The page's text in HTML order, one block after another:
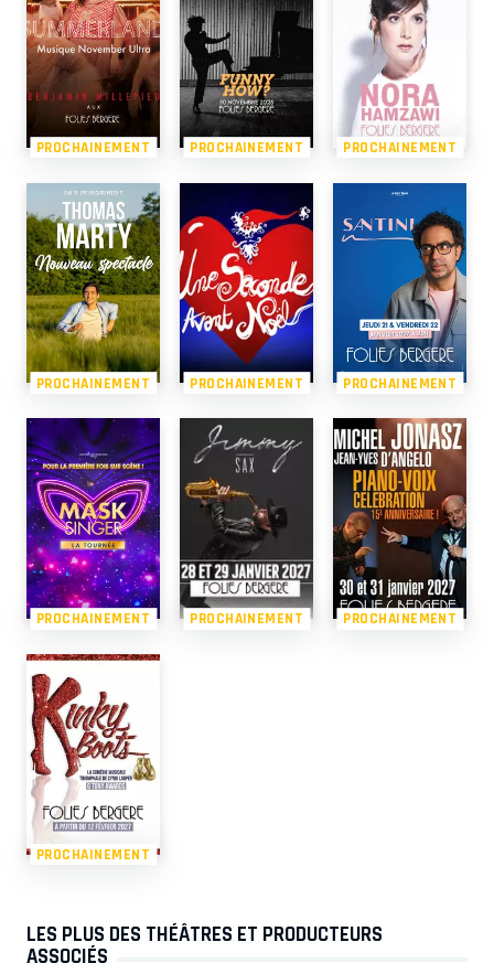
PROCHAINEMENT PROCHAINEMENT PROCHAINEMENT
PROCHAINEMENT PROCHAINEMENT PROCHAINEMENT
PROCHAINEMENT PROCHAINEMENT PROCHAINEMENT
PROCHAINEMENT
LES PLUS DES THÉÂTRES ET PRODUCTEURS
ASSOCIÉS